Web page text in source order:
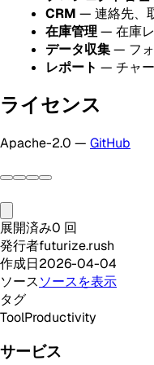
CRM — 連絡先、
在庫管理 — 在庫
データ収集— フ
レポート — チャ
ライセンス
Apache-2.0 — GitHub
展開済み0 回
発行者futurize.rush
作成日2026-04-04
ソースソースを表示
タグ
ToolProductivity
サービス